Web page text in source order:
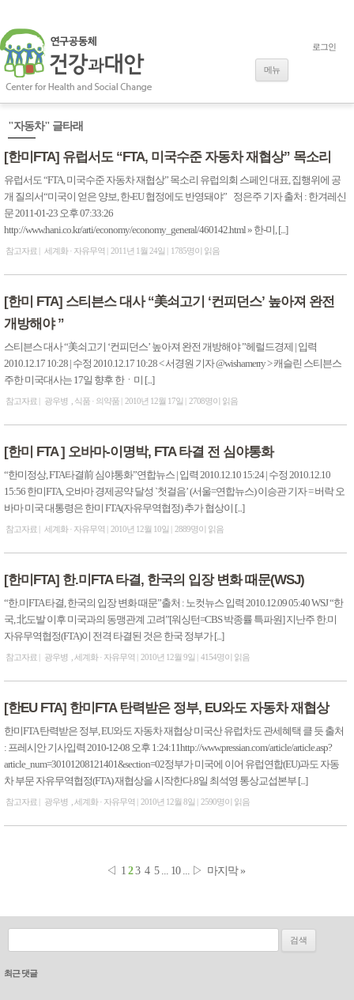
메뉴
로그인
"자동차" 글타래
[한미FTA] 유럽서도 “FTA, 미국수준 자동차 재협상” 목소리
유럽서도 “FTA, 미국수준 자동차 재협상” 목소리 유럽의회 스페인 대표, 집행위에 공
개 질의서“미국이 얻은 양보, 한-EU 협정에도 반영돼야” 정은주 기자 출처 : 한겨레신
문 2011-01-23 오후 07:33:26
http://www.hani.co.kr/arti/economy/economy_general/460142.html » 한-미, [...]
참고자료 세계화 · 자유무역 2011년 1월 24일 1785명이 읽음
[한미 FTA] 스티븐스 대사 “美쇠고기 ‘컨피던스’ 높아져 완전
개방해야 ”
스티븐스 대사 “美쇠고기 ‘컨피던스’ 높아져 완전 개방해야 ”헤럴드경제 | 입력
2010.12.17 10:28 | 수정 2010.12.17 10:28 < 서경원 기자 @wishamerry > 캐슬린 스티븐스
주한 미국대사는 17일 향후 한ㆍ미 [...]
참고자료 광우병 식품 · 의약품 2010년 12월 17일 2708명이 읽음
[한미 FTA ] 오바마-이명박, FTA 타결 전 심야통화
“한미정상, FTA타결前 심야통화”연합뉴스 | 입력 2010.12.10 15:24 | 수정 2010.12.10
15:56 한미FTA, 오바마 경제공약 달성 `첫걸음’ (서울=연합뉴스) 이승관 기자 = 버락 오
바마 미국 대통령은 한미 FTA(자유무역협정) 추가 협상이 [...]
참고자료 세계화 · 자유무역 2010년 12월 10일 2889명이 읽음
[한미FTA] 한.미FTA 타결, 한국의 입장 변화 때문(WSJ)
“한.미FTA 타결, 한국의 입장 변화 때문”출처 : 노컷뉴스 입력 2010.12.09 05:40 WSJ “한
국, 北도발 이후 미국과의 동맹관계 고려”[워싱턴=CBS 박종률 특파원] 지난주 한.미
자유무역협정(FTA)이 전격 타결된 것은 한국 정부가 [...]
참고자료 광우병 세계화 · 자유무역 2010년 12월 9일 4154명이 읽음
[한EU FTA] 한미FTA 탄력받은 정부, EU와도 자동차 재협상
한미FTA 탄력받은 정부, EU와도 자동차 재협상 미국산 유럽차도 관세혜택 클 듯 출처
: 프레시안 기사입력 2010-12-08 오후 1:24:11http://www.pressian.com/article/article.asp?
article_num=30101208121401&section=02정부가 미국에 이어 유럽연합(EU)과도 자동
차 부문 자유무역협정(FTA) 재협상을 시작한다.8일 최석영 통상교섭본부 [...]
참고자료 광우병 세계화 · 자유무역 2010년 12월 8일 2590명이 읽음
◁ 1 2 3 4 5 ... 10 ... ▷ 마지막 »
최근 댓글